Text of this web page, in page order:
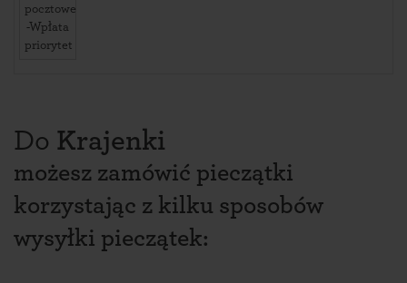
pocztowe
-Wpłata
priorytet
Do Krajenki
możesz zamówić pieczątki
korzystając z kilku sposobów
wysyłki pieczątek: